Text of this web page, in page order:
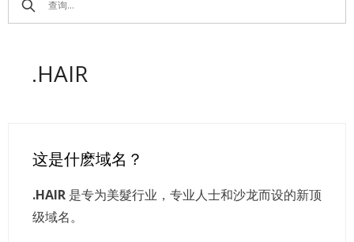
.HAIR
这是什麽域名？
.HAIR 是专为美髮行业，专业人士和沙龙而设的新顶
级域名。